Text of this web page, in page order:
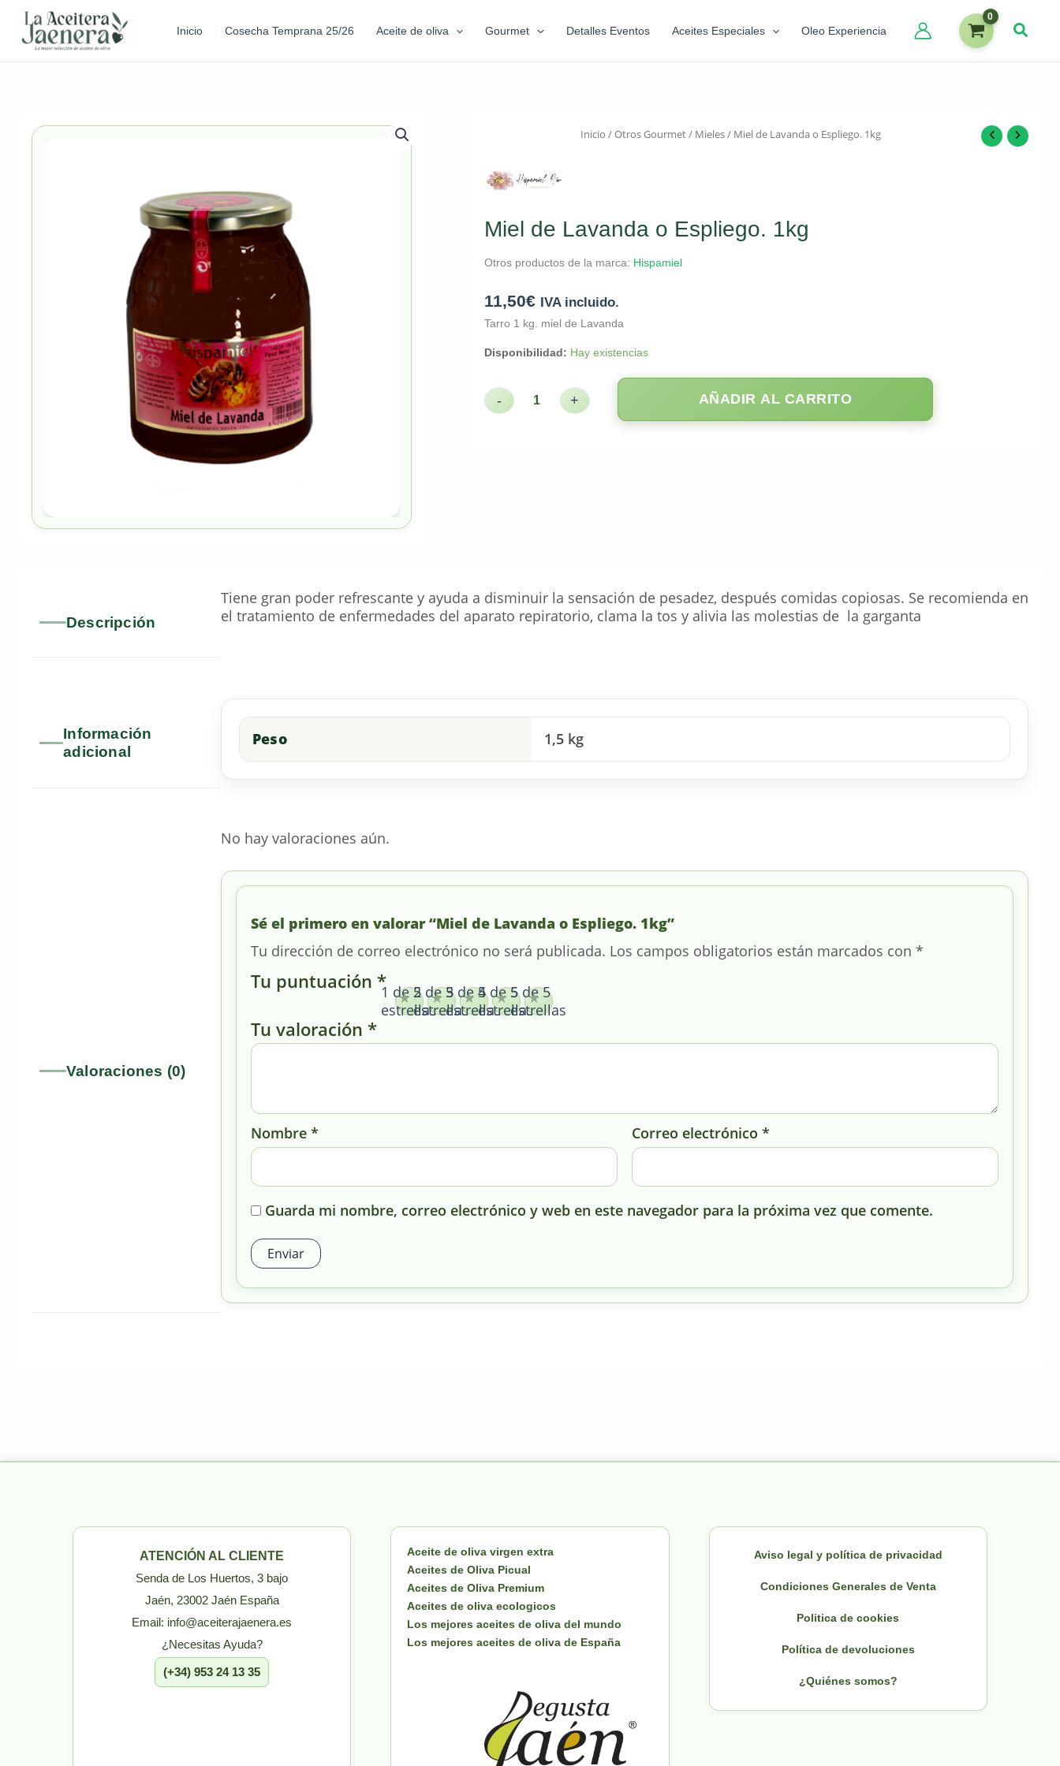
Inicio Cosecha Temprana 25/26 Aceite de oliva Gourmet Detalles Eventos Aceites Especiales Oleo Experiencia
Inicio /Otros Gourmet/ Mieles/ Miel de Lavanda o Espliego. 1kg
Miel de Lavanda o Espliego. 1kg
Otros productos de la marca: Hispamiel
11,50€ IVA incluido.
Tarro 1 kg. miel de Lavanda
Disponibilidad: Hay existencias
- + AÑADIR AL CARRITO
Descripción
Tiene gran poder refrescante y ayuda a disminuir la sensación de pesadez, después comidas copiosas. Se recomienda en
el tratamiento de enfermedades del aparato repiratorio, clama la tos y alivia las molestias de la garganta
Información
adicional
Peso 1,5 kg
Valoraciones (0)
No hay valoraciones aún.
Sé el primero en valorar “Miel de Lavanda o Espliego. 1kg”
Tu dirección de correo electrónico no será publicada. Los campos obligatorios están marcados con *
Tu puntuación *1 de 5
estrellas
2 de 5
estrellas
3 de 5
estrellas
4 de 5
estrellas
5 de 5
estrellas
Tu valoración *
Nombre * Correo electrónico*
Guarda mi nombre, correo electrónico y web en este navegador para la próxima vez que comente.
ATENCIÓN AL CLIENTE
Senda de Los Huertos, 3 bajo
Jaén, 23002 Jaén España
Email: info@aceiterajaenera.es
¿Necesitas Ayuda?
(+34) 953 24 13 35
Aceite de oliva virgen extra
Aceites de Oliva Picual
Aceites de Oliva Premium
Aceites de oliva ecologicos
Los mejores aceites de oliva del mundo
Los mejores aceites de oliva de España
Aviso legal y política de privacidad
Condiciones Generales de Venta
Politica de cookies
Política de devoluciones
¿Quiénes somos?